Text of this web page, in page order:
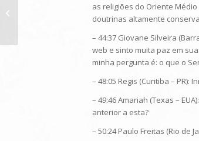
as religiões do Oriente
doutrinas altamente
– 44:37 Giovane Silveira
web e sinto muita paz em
minha pergunta é: o que o
– 48:05 Regis (Curitiba –
– 49:46 Amariah (Texas –
anterior a esta?
– 50:24 Paulo Freitas (Rio de
Programa do dia 15/10/2016: